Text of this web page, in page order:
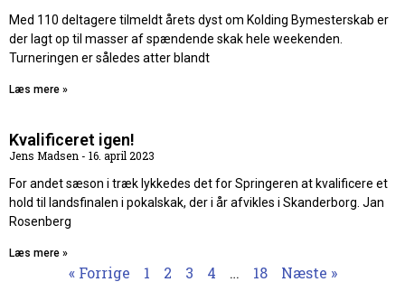
Med 110 deltagere tilmeldt årets dyst om Kolding Bymesterskab er
der lagt op til masser af spændende skak hele weekenden.
Turneringen er således atter blandt
Læs mere »
Kvalificeret igen!
Jens Madsen
16. april 2023
For andet sæson i træk lykkedes det for Springeren at kvalificere et
hold til landsfinalen i pokalskak, der i år afvikles i Skanderborg. Jan
Rosenberg
Læs mere »
« Forrige 1 2 3 4 … 18 Næste »